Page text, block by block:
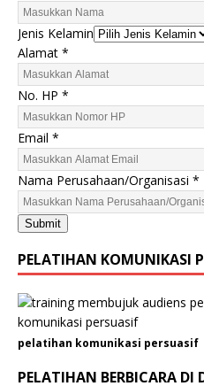
E
m
a
i
l
P
e
r
u
s
a
a
n
/
O
Jenis Kelamin
Alamat *
No. HP *
Email *
Nama Perusahaan/Organisasi *
Submit
PELATIHAN KOMUNIKASI
pelatihan komunikasi persuasif
PELATIHAN BERBICARA DI